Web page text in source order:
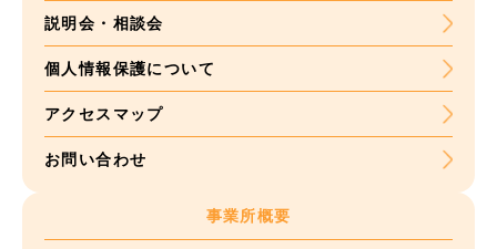
説明会・相談会
個人情報保護について
アクセスマップ
お問い合わせ
事業所概要